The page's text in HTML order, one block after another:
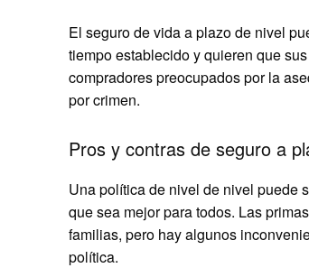
El seguro de vida a plazo de nivel
tiempo establecido y quieren que
compradores preocupados por la
por crimen.
Pros y contras de seguro a
Una política de nivel de nivel puede
que sea mejor para todos. Las
familias, pero hay algunos
política.